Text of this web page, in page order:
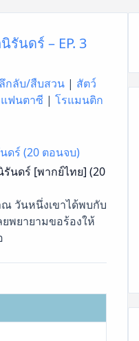
รันดร์ – EP. 3
ลึกลับ/สืบสวน | สัตว์
แฟนตาซี | โรแมนติก
ดร์ (20 ตอนจบ)
นดร์ [พากย์ไทย] (20
วันหนึ่งเขาได้พบกับ
ยพยายามขอร้องให้